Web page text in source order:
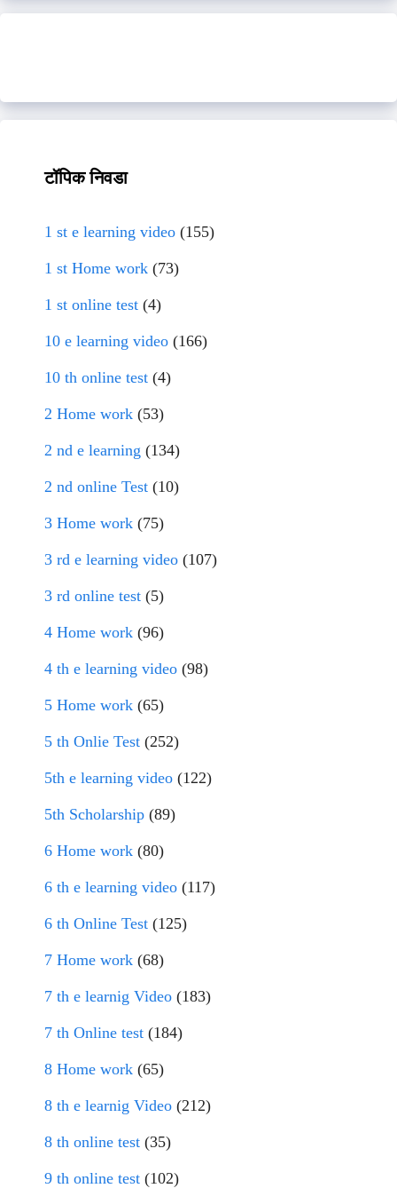
टॉपिक निवडा
1 st e learning video (155)
1 st Home work (73)
1 st online test (4)
10 e learning video (166)
10 th online test (4)
2 Home work (53)
2 nd e learning (134)
2 nd online Test (10)
3 Home work (75)
3 rd e learning video (107)
3 rd online test (5)
4 Home work (96)
4 th e learning video (98)
5 Home work (65)
5 th Onlie Test (252)
5th e learning video (122)
5th Scholarship (89)
6 Home work (80)
6 th e learning video (117)
6 th Online Test (125)
7 Home work (68)
7 th e learnig Video (183)
7 th Online test (184)
8 Home work (65)
8 th e learnig Video (212)
8 th online test (35)
9 th online test (102)